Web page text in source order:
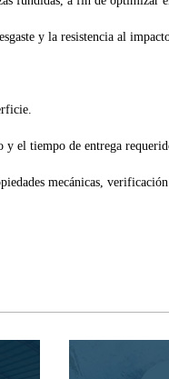
y la resistencia al
el tiempo de entrega
mecánicas,